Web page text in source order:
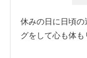
休みの日に日頃
グをして心も体も